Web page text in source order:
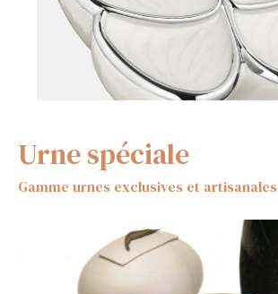
Urne spéciale
Gamme urnes exclusives et artisanales